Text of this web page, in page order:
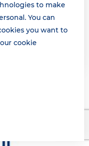
afhandeling
to make
You can
you want to
cookie